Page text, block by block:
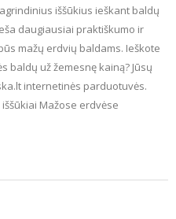
iššūkius ieškant baldų
daugiausiai praktiškumo ir
mažų erdvių baldams. Ieškote
baldų už žemesnę kainą? Jūsų
internetinės parduotuvės.
Mažose erdvėse